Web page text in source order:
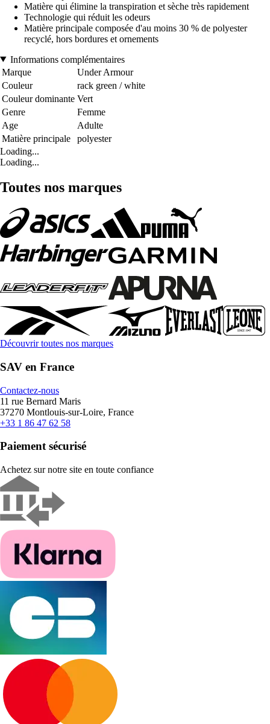
Matière qui élimine la transpiration et sèche très rapidement
Technologie qui réduit les odeurs
Matière principale composée d'au moins 30 % de polyester
recyclé, hors bordures et ornements
Informations complémentaires
Marque
Under Armour
Couleur
rack green / white
Couleur dominante Vert
Genre
Femme
Age
Adulte
Matière principale
polyester
Loading...
Loading...
Toutes nos marques
Découvrir toutes nos marques
SAV en France
Contactez-nous
11 rue Bernard Maris
37270 Montlouis-sur-Loire, France
+33 1 86 47 62 58
Paiement sécurisé
Achetez sur notre site en toute confiance